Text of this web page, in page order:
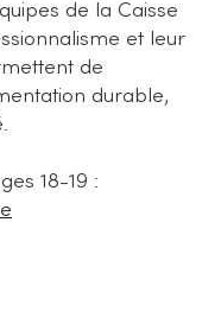
de la Caisse
et leur
de
durable,
18-19 :